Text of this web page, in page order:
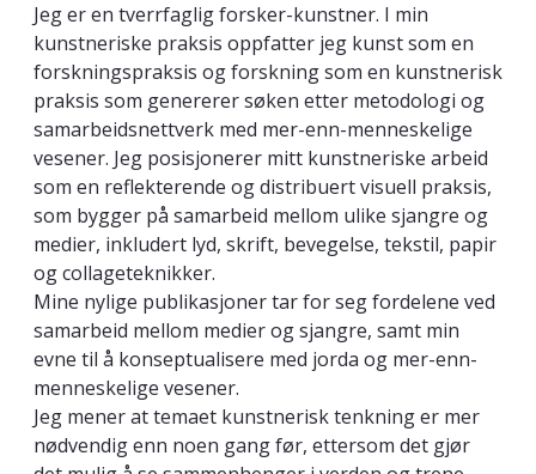
Jeg er en tverrfaglig forsker-kunstner. I min
kunstneriske praksis oppfatter jeg kunst som en
forskningspraksis og forskning som en kunstnerisk
praksis som genererer søken etter metodologi og
samarbeidsnettverk med mer-enn-menneskelige
vesener. Jeg posisjonerer mitt kunstneriske arbeid
som en reflekterende og distribuert visuell praksis,
som bygger på samarbeid mellom ulike sjangre og
medier, inkludert lyd, skrift, bevegelse, tekstil, papir
og collageteknikker.
Mine nylige publikasjoner tar for seg fordelene ved
samarbeid mellom medier og sjangre, samt min
evne til å konseptualisere med jorda og mer-enn-
menneskelige vesener.
Jeg mener at temaet kunstnerisk tenkning er mer
nødvendig enn noen gang før, ettersom det gjør